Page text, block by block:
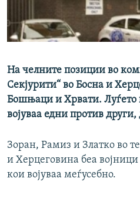
РСЕ веб страници
На челните позиции во
Секјурити“ во Босна и
Бошњаци и Хрвати. Луѓето
војуваа едни против други,
Зоран, Рамиз и Златко во
и Херцеговина беа
кои војуваа меѓусебно.